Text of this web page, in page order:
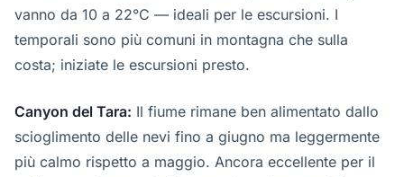
vanno da 10 a 22°C — ideali per le escursioni. I
temporali sono più comuni in montagna che sulla
costa; iniziate le escursioni presto.
Canyon del Tara: Il fiume rimane ben alimentato dallo
scioglimento delle nevi fino a giugno ma leggermente
più calmo rispetto a maggio. Ancora eccellente per il